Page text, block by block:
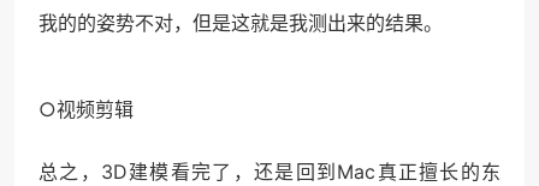
我的的姿势不对，但是这就是我测出来的结果。
○视频剪辑
总之，3D建模看完了，还是回到Mac真正擅长的东